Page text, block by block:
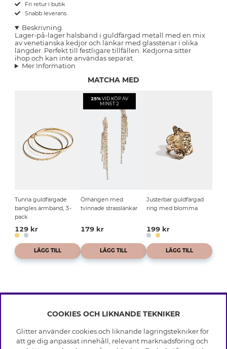
Fri retur i butik
Snabb leverans
Beskrivning
Lager-på-lager halsband i guldfärgad metall med en mix
av venetianska kedjor och länkar med glasstenar i olika
längder. Perfekt till festligare tillfällen. Kedjorna sitter
ihop och kan inte användas separat.
Mer Information
MATCHA MED
Tunna guldfärgade
bangles armband, 3-
pack
129 kr
LÄGG TILL
25% VID KÖP AV
MINST 2
Örhängen med
tvinnade strasslänkar
179 kr
LÄGG TILL
Justerbar guldfärgad
ring med blomma
199 kr
LÄGG TILL
INFO
Leverans
Villkor
OM GLITTER
COOKIES OCH LIKNANDE TEKNIKER
Glitter använder cookies och liknande lagringstekniker för
att ge dig anpassat innehåll, relevant marknadsföring och